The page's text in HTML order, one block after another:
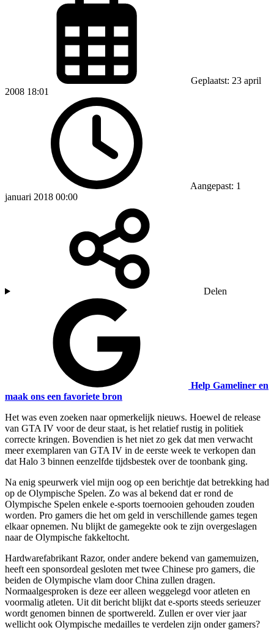
Geplaatst: 23 april
2008 18:01
Aangepast: 1
januari 2018 00:00
Delen
Help Gameliner en
maak ons een favoriete bron
Het was even zoeken naar opmerkelijk nieuws. Hoewel de release
van GTA IV voor de deur staat, is het relatief rustig in politiek
correcte kringen. Bovendien is het niet zo gek dat men verwacht
meer exemplaren van GTA IV in de eerste week te verkopen dan
dat Halo 3 binnen eenzelfde tijdsbestek over de toonbank ging.
Na enig speurwerk viel mijn oog op een berichtje dat betrekking had
op de Olympische Spelen. Zo was al bekend dat er rond de
Olympische Spelen enkele e-sports toernooien gehouden zouden
worden. Pro gamers die het om geld in verschillende games tegen
elkaar opnemen. Nu blijkt de gamegekte ook te zijn overgeslagen
naar de Olympische fakkeltocht.
Hardwarefabrikant Razor, onder andere bekend van gamemuizen,
heeft een sponsordeal gesloten met twee Chinese pro gamers, die
beiden de Olympische vlam door China zullen dragen.
Normaalgesproken is deze eer alleen weggelegd voor atleten en
voormalig atleten. Uit dit bericht blijkt dat e-sports steeds serieuzer
wordt genomen binnen de sportwereld. Zullen er over vier jaar
wellicht ook Olympische medailles te verdelen zijn onder gamers?